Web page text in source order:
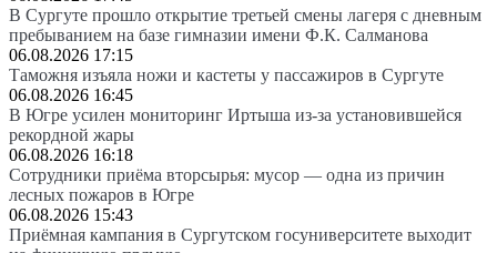
В Сургуте прошло открытие третьей смены лагеря с дневным
пребыванием на базе гимназии имени Ф.К. Салманова
06.08.2026 17:15
Таможня изъяла ножи и кастеты у пассажиров в Сургуте
06.08.2026 16:45
В Югре усилен мониторинг Иртыша из-за установившейся
рекордной жары
06.08.2026 16:18
Сотрудники приёма вторсырья: мусор — одна из причин
лесных пожаров в Югре
06.08.2026 15:43
Приёмная кампания в Сургутском госуниверситете выходит